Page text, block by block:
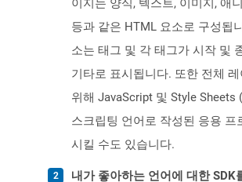
이지는 양식, 텍스트, 이미지, 애
등과 같은 HTML 요소로 구성됩
소는 태그 및 각 태그가 시작 및
기타로 표시됩니다. 또한 전체
위해 JavaScript 및 Style Sheets
스크립팅 언어로 작성된 응용 프
시킬 수도 있습니다.
내가 좋아하는 언어에 대한 SDK